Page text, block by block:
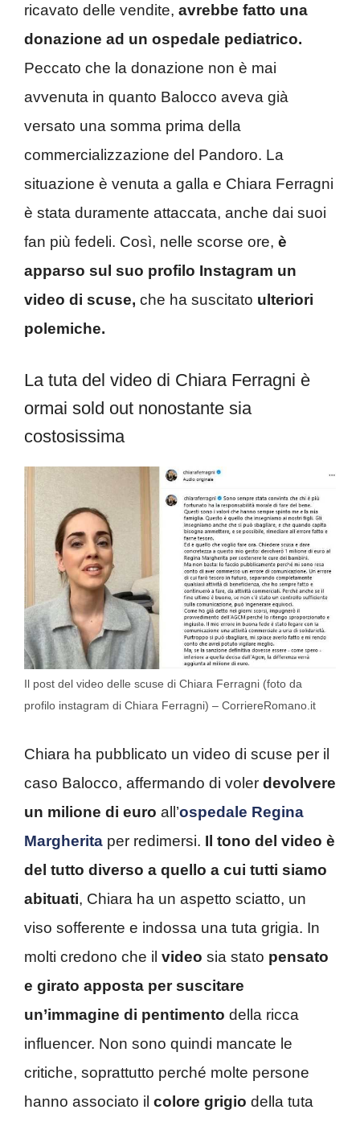
ricavato delle vendite, avrebbe fatto una
donazione ad un ospedale pediatrico.
Peccato che la donazione non è mai
avvenuta in quanto Balocco aveva già
versato una somma prima della
commercializzazione del Pandoro. La
situazione è venuta a galla e Chiara Ferragni
è stata duramente attaccata, anche dai suoi
fan più fedeli. Così, nelle scorse ore, è
apparso sul suo profilo Instagram un
video di scuse, che ha suscitato ulteriori
polemiche.
La tuta del video di Chiara Ferragni è
ormai sold out nonostante sia
costosissima
Il post del video delle scuse di Chiara Ferragni (foto da
profilo instagram di Chiara Ferragni) – CorriereRomano.it
Chiara ha pubblicato un video di scuse per il
caso Balocco, affermando di voler devolvere
un milione di euro all’ospedale Regina
Margherita per redimersi. Il tono del video è
del tutto diverso a quello a cui tutti siamo
abituati, Chiara ha un aspetto sciatto, un
viso sofferente e indossa una tuta grigia. In
molti credono che il video sia stato pensato
e girato apposta per suscitare
un’immagine di pentimento della ricca
influencer. Non sono quindi mancate le
critiche, soprattutto perché molte persone
hanno associato il colore grigio della tuta